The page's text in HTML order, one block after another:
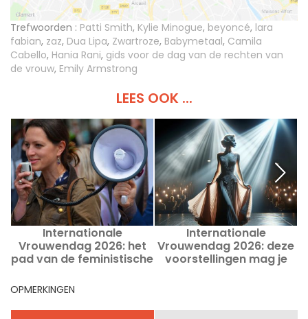
Trefwoorden : Patti Smith, Kylie Minogue, beyoncé, lara
fabian, zaz, Dua Lipa, Zwartroze, Babymetaal, Camila
Cabello, Hania Rani, gids voor de dag van de rechten van
de vrouw, Emily Armstrong
LEES OOK ...
Internationale
Vrouwendag 2026: het
pad van de feministische
8 maart
Internationale
Vrouwendag 2026: deze
voorstellingen mag je
OPMERKINGEN